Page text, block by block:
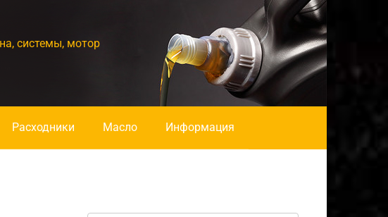
системы, мотор
Расходники Масло Информация